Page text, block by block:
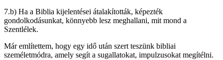
7.b) Ha a Biblia kijelentései átalakították, képezték
gondolkodásunkat, könnyebb lesz meghallani, mit mond a
Szentlélek.
Már említettem, hogy egy idő után szert teszünk bibliai
személetmódra, amely segít a sugallatokat, impulzusokat megítélni.